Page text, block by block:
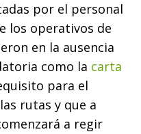
por el personal
los operativos de
en la ausencia
como la carta
para el
rutas y que a
a regir